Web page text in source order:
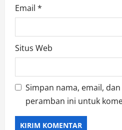
Email *
Situs Web
Simpan nama, email,
peramban ini untuk